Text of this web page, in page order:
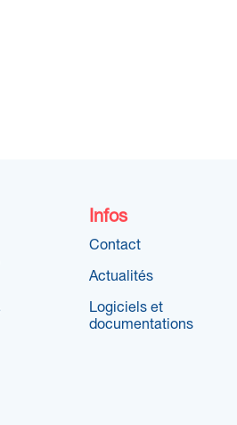
Infos
Contact
Actualités
Logiciels et
documentations